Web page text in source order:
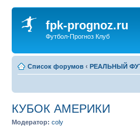
fpk-prognoz.ru
Футбол-Прогноз Клуб
Список форумов ‹ РЕАЛЬНЫЙ
КУБОК АМЕРИКИ
Модератор: coly